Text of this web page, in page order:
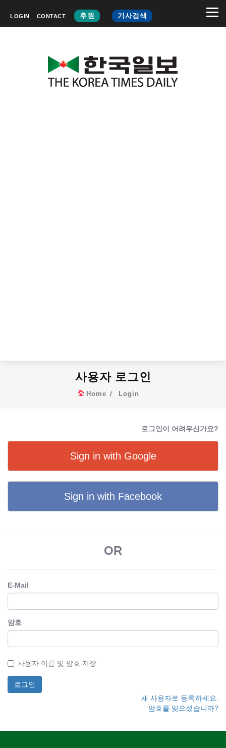
LOGIN CONTACT 후원 기사검색
사용자 로그인
Home Login
로그인이 어려우신가요?
Sign in with Google
Sign in with Facebook
OR
E-Mail
암호
사용자 이름 및 암호 저장
새 사용자로 등록하세요.
암호를 잊으셨습니까?